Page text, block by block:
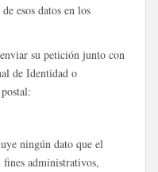
esos datos en los
su petición junto con
de Identidad o
ningún dato que el
administrativos,